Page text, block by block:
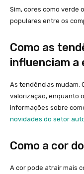
Sim, cores como verde
populares entre os
Como as
influenciam a
As tendências mudam.
valorização, enquanto
informações sobre
novidades do setor
Como a cor
A cor pode atrair mais